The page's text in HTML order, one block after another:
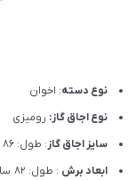
نوع دسته: اخوان
نوع اجاق گاز: رومیزی
سایز اجاق گاز: طول: 86 سانتی متر عرض: 51 سانتی متر
ابعاد برش : طول: 82 سانتی متر عرض: 47.5 سانتی متر